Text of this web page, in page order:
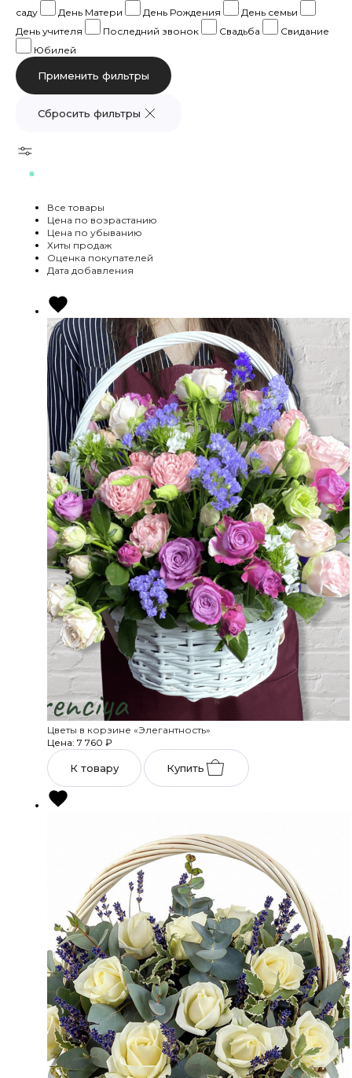
саду
День Матери День Рождения
День семьи
День учителя
Последний звонок Свадьба
Свидание
Юбилей
Сбросить фильтры
Все товары
Цена по возрастанию
Цена по убыванию
Хиты продаж
Оценка покупателей
Дата добавления
Цветы в корзине «Элегантность»
Цена: 7 760 ₽
К товару Купить